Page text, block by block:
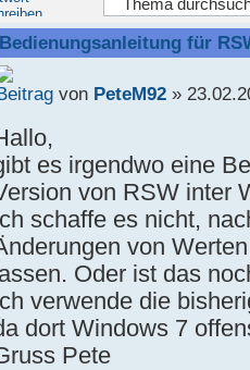
Bedienungsanleitung für
von PeteM92»
es irgendwo eine
von RSW inter
schaffe es nicht,
von
Oder ist das
verwende die
dort Windows 7
Pete